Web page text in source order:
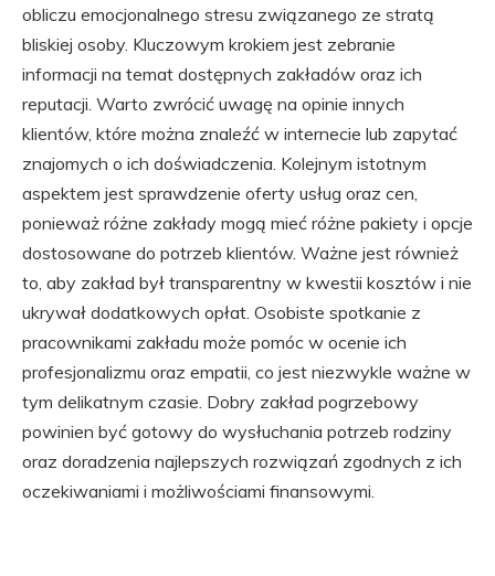
obliczu emocjonalnego stresu związanego ze stratą
bliskiej osoby. Kluczowym krokiem jest zebranie
informacji na temat dostępnych zakładów oraz ich
reputacji. Warto zwrócić uwagę na opinie innych
klientów, które można znaleźć w internecie lub zapytać
znajomych o ich doświadczenia. Kolejnym istotnym
aspektem jest sprawdzenie oferty usług oraz cen,
ponieważ różne zakłady mogą mieć różne pakiety i opcje
dostosowane do potrzeb klientów. Ważne jest również
to, aby zakład był transparentny w kwestii kosztów i nie
ukrywał dodatkowych opłat. Osobiste spotkanie z
pracownikami zakładu może pomóc w ocenie ich
profesjonalizmu oraz empatii, co jest niezwykle ważne w
tym delikatnym czasie. Dobry zakład pogrzebowy
powinien być gotowy do wysłuchania potrzeb rodziny
oraz doradzenia najlepszych rozwiązań zgodnych z ich
oczekiwaniami i możliwościami finansowymi.